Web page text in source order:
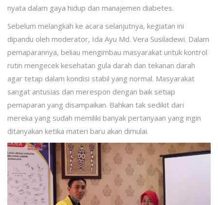
nyata dalam gaya hidup dan manajemen diabetes.
Sebelum melangkah ke acara selanjutnya, kegiatan ini
dipandu oleh moderator, Ida Ayu Md. Vera Susiladewi. Dalam
pemaparannya, beliau mengimbau masyarakat untuk kontrol
rutin mengecek kesehatan gula darah dan tekanan darah
agar tetap dalam kondisi stabil yang normal. Masyarakat
sangat antusias dan merespon dengan baik setiap
pemaparan yang disampaikan. Bahkan tak sedikit dari
mereka yang sudah memiliki banyak pertanyaan yang ingin
ditanyakan ketika materi baru akan dimulai.